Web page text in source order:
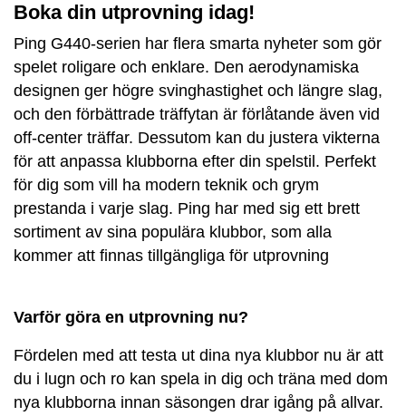
Boka din utprovning idag!
Ping G440-serien har flera smarta nyheter som gör
spelet roligare och enklare. Den aerodynamiska
designen ger högre svinghastighet och längre slag,
och den förbättrade träffytan är förlåtande även vid
off-center träffar. Dessutom kan du justera vikterna
för att anpassa klubborna efter din spelstil. Perfekt
för dig som vill ha modern teknik och grym
prestanda i varje slag. Ping har med sig ett brett
sortiment av sina populära klubbor, som alla
kommer att finnas tillgängliga för utprovning
Varför göra en utprovning nu?
Fördelen med att testa ut dina nya klubbor nu är att
du i lugn och ro kan spela in dig och träna med dom
nya klubborna innan säsongen drar igång på allvar.